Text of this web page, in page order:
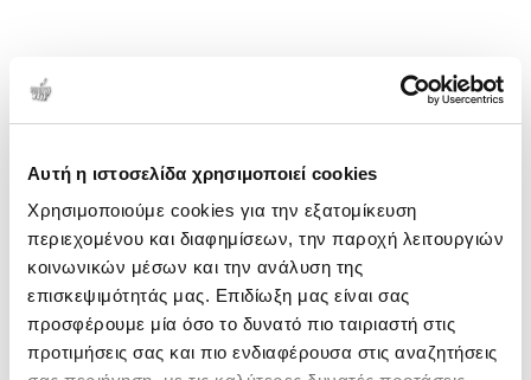
Αυτή η ιστοσελίδα χρησιμοποιεί cookies
Χρησιμοποιούμε cookies για την εξατομίκευση
περιεχομένου και διαφημίσεων, την παροχή λειτουργιών
κοινωνικών μέσων και την ανάλυση της
επισκεψιμότητάς μας. Επιδίωξη μας είναι σας
προσφέρουμε μία όσο το δυνατό πιο ταιριαστή στις
προτιμήσεις σας και πιο ενδιαφέρουσα στις αναζητήσεις